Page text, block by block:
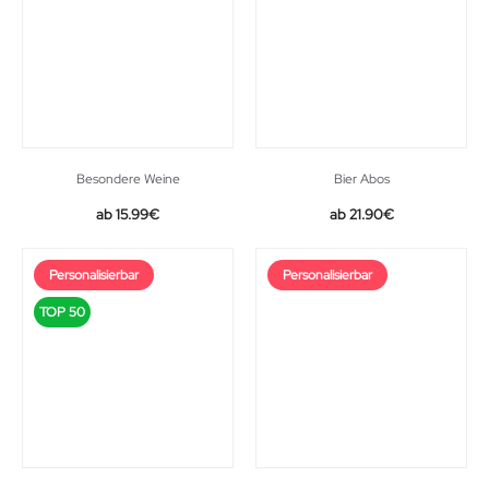
Besondere Weine
15.99€
Bier Abos
21.90€
Personalisierbar
TOP 50
Personalisierbar